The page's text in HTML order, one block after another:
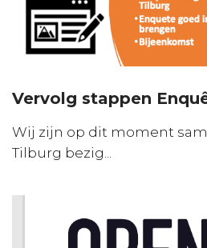
Vervolg stappen
Wij zijn op dit moment
Tilburg bezig...